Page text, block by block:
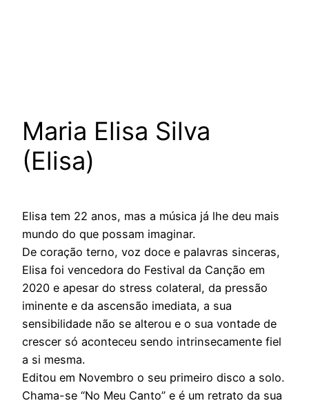
Maria Elisa Silva
(Elisa)
Elisa tem 22 anos, mas a música já lhe deu mais
mundo do que possam imaginar.
De coração terno, voz doce e palavras sinceras,
Elisa foi vencedora do Festival da Canção em
2020 e apesar do stress colateral, da pressão
iminente e da ascensão imediata, a sua
sensibilidade não se alterou e o sua vontade de
crescer só aconteceu sendo intrinsecamente fiel
a si mesma.
Editou em Novembro o seu primeiro disco a solo.
Chama-se “No Meu Canto” e é um retrato da sua